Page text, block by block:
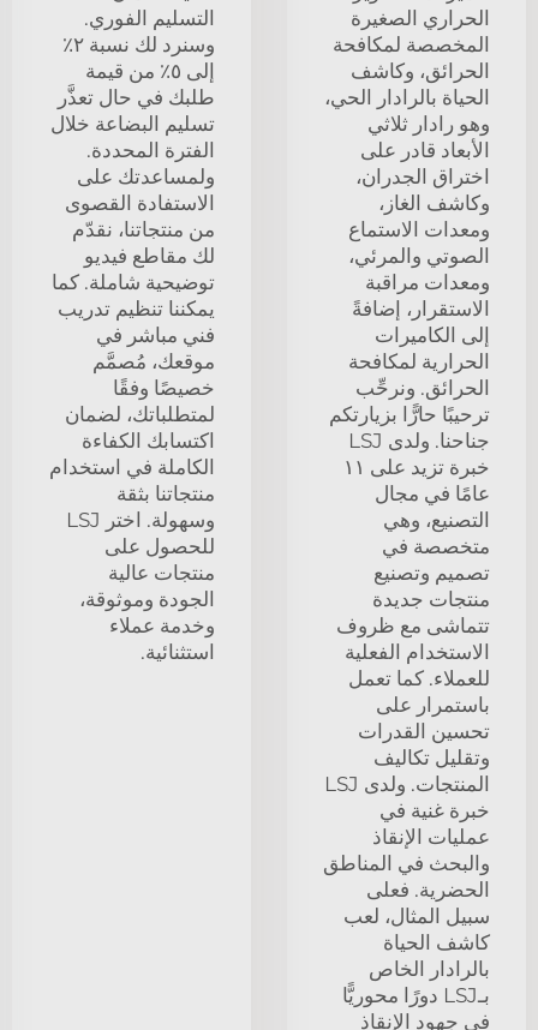
الحراري الصغيرة
المخصصة لمكافحة
الحرائق، وكاشف
الحياة بالرادار الحي،
وهو رادار ثلاثي
الأبعاد قادر على
اختراق الجدران،
وكاشف الغاز،
ومعدات الاستماع
الصوتي والمرئي،
ومعدات مراقبة
الاستقرار، إضافةً
إلى الكاميرات
الحرارية لمكافحة
الحرائق. ونرحِّب
ترحيبًا حارًّا بزيارتكم
جناحنا. ولدى LSJ
خبرة تزيد على ١١
عامًا في مجال
التصنيع، وهي
متخصصة في
تصميم وتصنيع
منتجات جديدة
تتماشى مع ظروف
الاستخدام الفعلية
للعملاء. كما تعمل
باستمرار على
تحسين القدرات
وتقليل تكاليف
المنتجات. ولدى LSJ
خبرة غنية في
عمليات الإنقاذ
والبحث في المناطق
الحضرية. فعلى
سبيل المثال، لعب
كاشف الحياة
بالرادار الخاص
بـLSJ دورًا محوريًّا
في جهود الإنقاذ
التسليم الفوري.
وسنرد لك نسبة ٢٪
إلى ٥٪ من قيمة
طلبك في حال تعذَّر
تسليم البضاعة خلال
الفترة المحددة.
ولمساعدتك على
الاستفادة القصوى
من منتجاتنا، نقدّم
لك مقاطع فيديو
توضيحية شاملة. كما
يمكننا تنظيم تدريب
فني مباشر في
موقعك، مُصمَّم
خصيصًا وفقًا
لمتطلباتك، لضمان
اكتسابك الكفاءة
الكاملة في استخدام
منتجاتنا بثقة
وسهولة. اختر LSJ
للحصول على
منتجات عالية
الجودة وموثوقة،
وخدمة عملاء
استثنائية.